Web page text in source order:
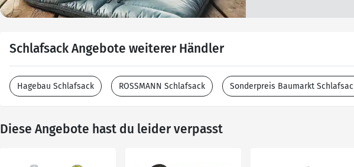
Schlafsack Angebote weiterer Händler
Hagebau Schlafsack ROSSMANN Schlafsack Sonderpreis Baumarkt
Diese Angebote hast du leider verpasst